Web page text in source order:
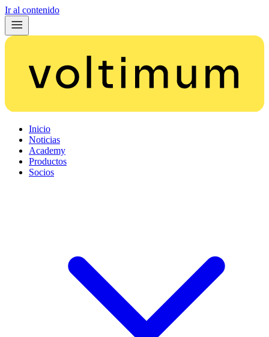
Ir al contenido
Inicio
Noticias
Academy
Productos
Socios